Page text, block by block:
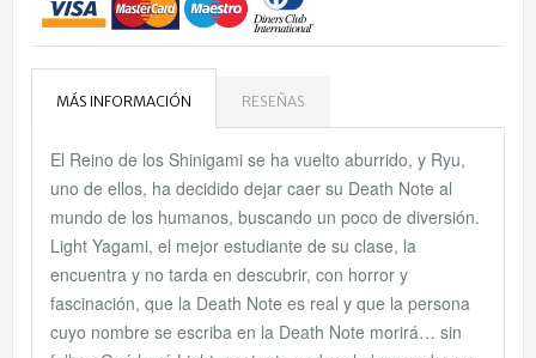
MÁS INFORMACIÓN RESEÑAS
El Reino de los Shinigami se ha vuelto aburrido, y Ryu,
uno de ellos, ha decidido dejar caer su Death Note al
mundo de los humanos, buscando un poco de diversión.
Light Yagami, el mejor estudiante de su clase, la
encuentra y no tarda en descubrir, con horror y
fascinación, que la Death Note es real y que la persona
cuyo nombre se escriba en la Death Note morirá… sin